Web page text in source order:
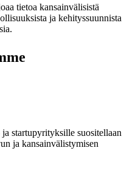
tietoa kansainvälisistä
ja kehityssuunnista
startupyrityksille suositellaan
ja kansainvälistymisen